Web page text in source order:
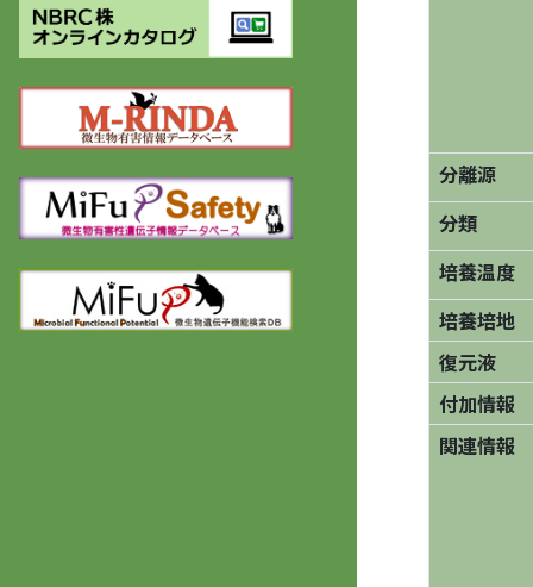
分離源
分類
培養温度
培養培地
復元液
付加情報
関連情報